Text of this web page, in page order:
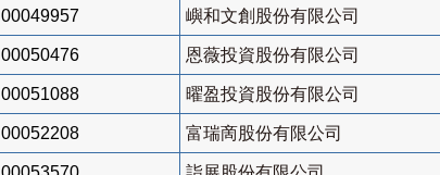
00049957 嶼和文創股份有限公司
00050476 恩薇投資股份有限公司
00051088 曜盈投資股份有限公司
00052208 富瑞啇股份有限公司